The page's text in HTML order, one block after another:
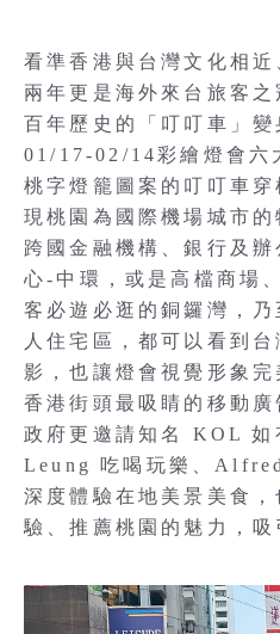
看準香港與台灣文化相
兩年更是海外來台旅客
百年歷史的「叮叮車」變
01/17-02/14彩繪燈會六
桃字燈籠圖案的叮叮車
現桃園為國際機場城市
跨國金融機構、銀行及
心-中環，或是高檔商場
客必遊必逛的銅鑼灣，
人住宅區，都可以看到
影，也讓燈會視覺形象
香港街頭最吸睛的移動
政府更邀請知名 KOL 如
Leung 吃喝玩樂、
深度體驗在地美景美食
驗、推薦桃園的魅力，吸